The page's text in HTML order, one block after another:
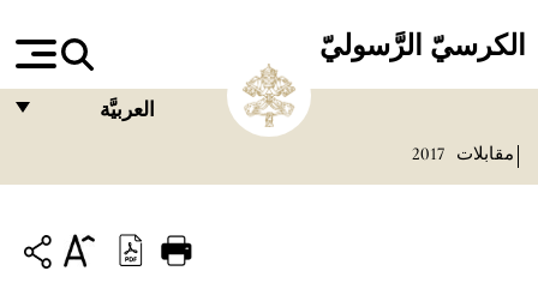
الكرسيّ الرَّسوليّ
العربيَّة
ITALIANO
مقابلات 2017